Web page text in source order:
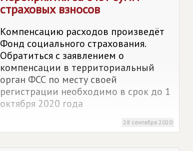
страховых взносов
Компенсацию расходов произведёт
Фонд социального страхования.
Обратиться с заявлением о
компенсации в территориальный
орган ФСС по месту своей
регистрации необходимо в срок до 1
октября 2020 года
28 сентября 2020